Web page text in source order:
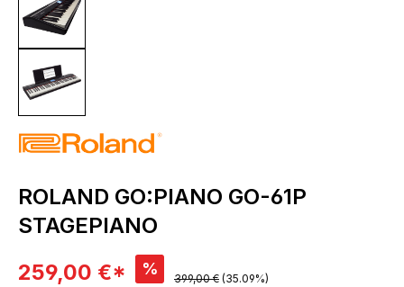
ROLAND GO:PIANO GO-61P
STAGEPIANO
Verkaufspreis:
259,00 €* % Regulärer Preis:
399,00 € (35.09%)